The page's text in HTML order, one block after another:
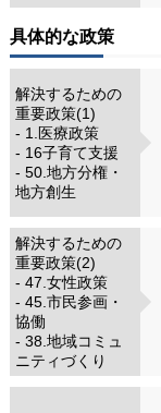
具体的な政策
解決するための
重要政策(1)
- 1.医療政策
- 16子育て支援
- 50.地方分権・
地方創生
解決するための
重要政策(2)
- 47.女性政策
- 45.市民参画・
協働
- 38.地域コミュ
ニティづくり